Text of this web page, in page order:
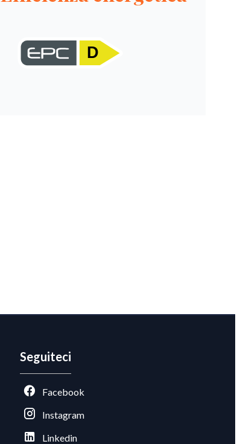
D
Seguiteci
Facebook
Instagram
Linkedin